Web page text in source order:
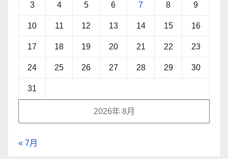
2026年 8月
3 4 5 6 7 8 9
10 11 12 13 14 15 16
17 18 19 20 21 22 23
24 25 26 27 28 29 30
31
« 7月